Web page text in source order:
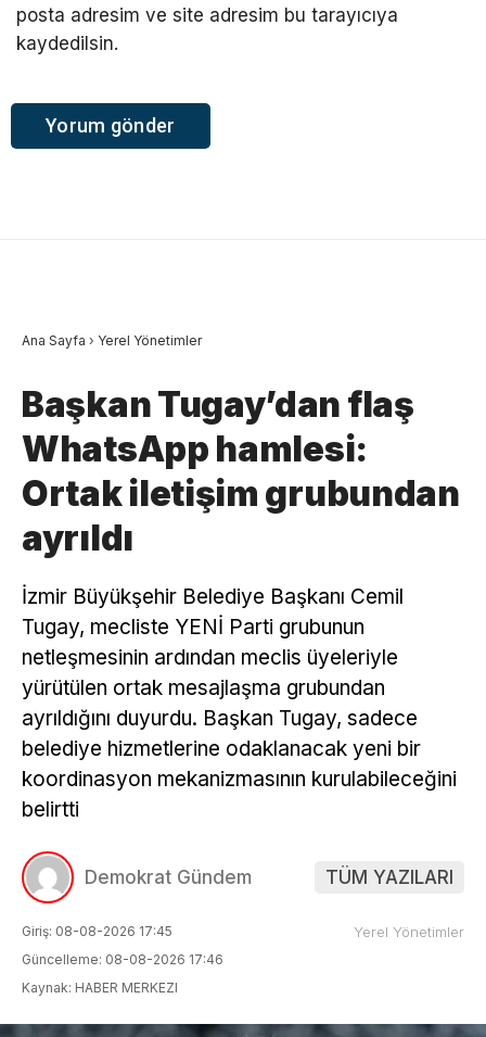
posta adresim ve site adresim bu tarayıcıya
kaydedilsin.
Ana Sayfa › Yerel Yönetimler
Başkan Tugay’dan flaş
WhatsApp hamlesi:
Ortak iletişim grubundan
ayrıldı
İzmir Büyükşehir Belediye Başkanı Cemil
Tugay, mecliste YENİ Parti grubunun
netleşmesinin ardından meclis üyeleriyle
yürütülen ortak mesajlaşma grubundan
ayrıldığını duyurdu. Başkan Tugay, sadece
belediye hizmetlerine odaklanacak yeni bir
koordinasyon mekanizmasının kurulabileceğini
belirtti
Demokrat Gündem TÜM YAZILARI
Giriş: 08-08-2026 17:45
Güncelleme: 08-08-2026 17:46
Kaynak: HABER MERKEZI
Yerel Yönetimler